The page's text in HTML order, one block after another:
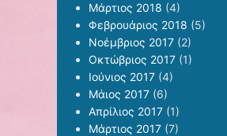
Μάρτιος 2018 (4)
Φεβρουάριος 2018 (5)
Νοέμβριος 2017 (2)
Οκτώβριος 2017 (1)
Ιούνιος 2017 (4)
Μάιος 2017 (6)
Απρίλιος 2017 (1)
Μάρτιος 2017 (7)